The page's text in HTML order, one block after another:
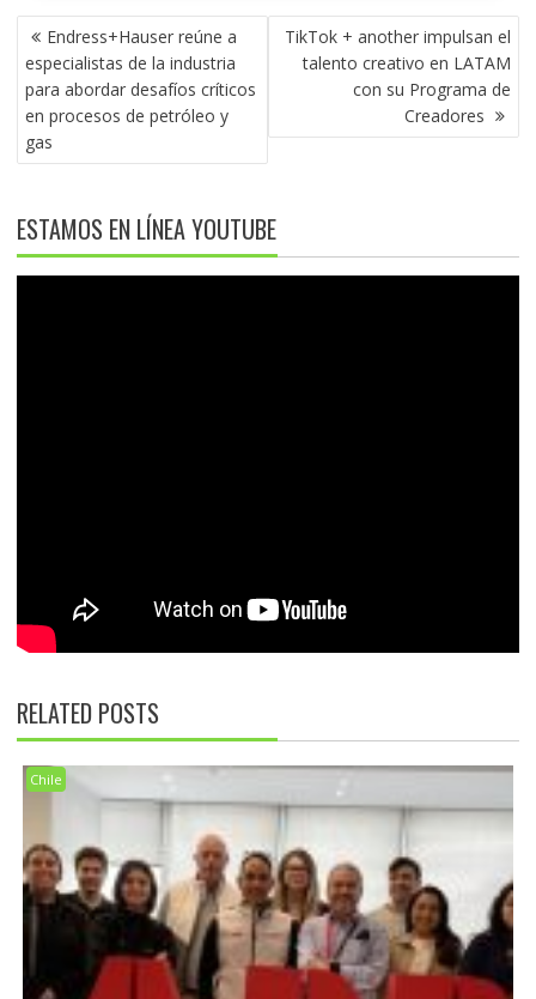
NAVEGACIÓN
DE
ENTRADAS
Endress+Hauser reúne a
especialistas de la industria
para abordar desafíos críticos
en procesos de petróleo y
gas
TikTok + another impulsan el
talento creativo en LATAM
con su Programa de
Creadores
ESTAMOS EN LÍNEA YOUTUBE
RELATED POSTS
Chile